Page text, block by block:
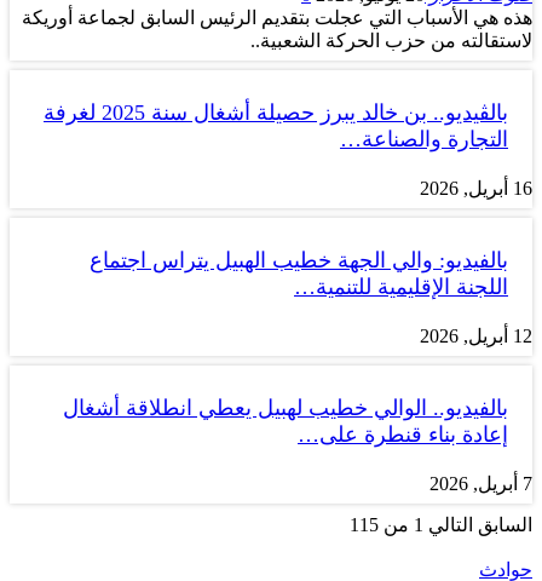
هذه هي الأسباب التي عجلت بتقديم الرئيس السابق لجماعة أوريكة
لاستقالته من حزب الحركة الشعبية..
بالڤيديو.. بن خالد يبرز حصيلة أشغال سنة 2025 لغرفة
التجارة والصناعة…
16 أبريل, 2026
بالفيديو: والي الجهة خطيب الهبيل يتراس اجتماع
اللجنة الإقليمية للتنمية…
12 أبريل, 2026
بالفيديو.. الوالي خطيب لهبيل يعطي انطلاقة أشغال
إعادة بناء قنطرة على…
7 أبريل, 2026
السابق التالي 1 من 115
حوادث